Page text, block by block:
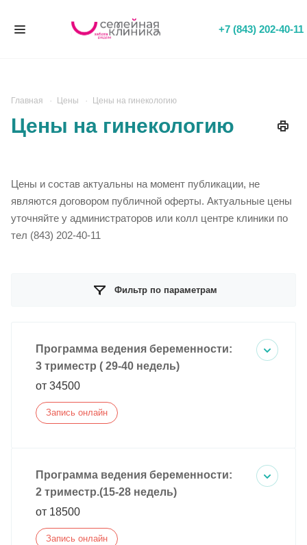
+7 (843) 202-40-11
Главная Цены Цены на гинекологию
Цены на гинекологию
Цены и состав актуальны на момент публикации, не
являются договором публичной оферты. Актуальные цены
уточняйте у администраторов или колл центре клиники по
тел (843) 202-40-11
Фильтр по параметрам
Программа ведения беременности:
3 триместр ( 29-40 недель)
от 34500
Запись онлайн
Программа ведения беременности:
2 триместр.(15-28 недель)
от 18500
Запись онлайн